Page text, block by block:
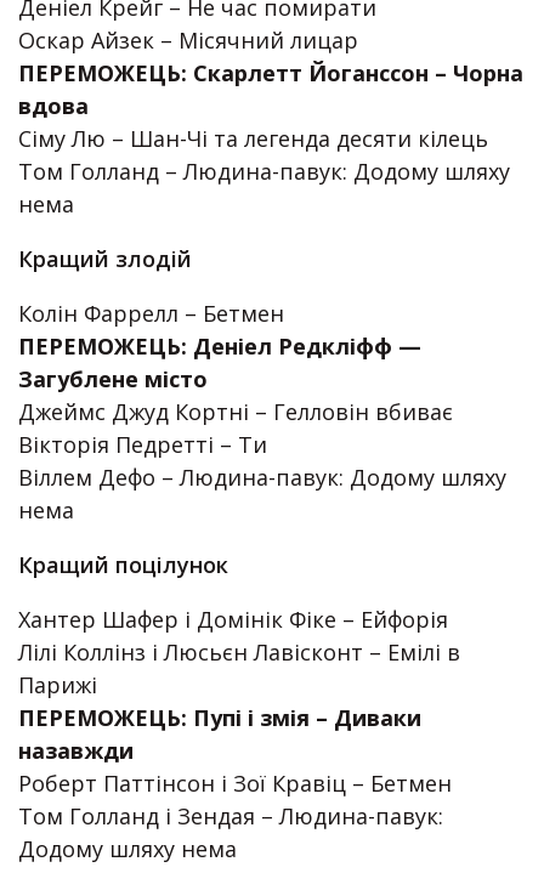
Деніел Крейг – Не час помирати
Оскар Айзек – Місячний лицар
ПЕРЕМОЖЕЦЬ: Скарлетт Йоганссон – Чорна
вдова
Сіму Лю – Шан-Чі та легенда десяти кілець
Том Голланд – Людина-павук: Додому шляху
нема
Кращий злодій
Колін Фаррелл – Бетмен
ПЕРЕМОЖЕЦЬ: Деніел Редкліфф —
Загублене місто
Джеймс Джуд Кортні – Гелловін вбиває
Вікторія Педретті – Ти
Віллем Дефо – Людина-павук: Додому шляху
нема
Кращий поцілунок
Хантер Шафер і Домінік Фіке – Ейфорія
Лілі Коллінз і Люсьєн Лавісконт – Емілі в
Парижі
ПЕРЕМОЖЕЦЬ: Пупі і змія – Диваки
назавжди
Роберт Паттінсон і Зої Кравіц – Бетмен
Том Голланд і Зендая – Людина-павук:
Додому шляху нема